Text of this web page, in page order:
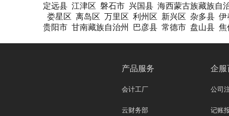
定远县 江津区 磐石市 兴国县 海西蒙古族藏族自
娄星区 离岛区 万里区 利州区 新兴区 杂多县 伊
贵阳市 甘南藏族自治州 巴彦县 常德市 盘山县 焦
产品服务
会计工厂
云财务部
企服
公司
记账